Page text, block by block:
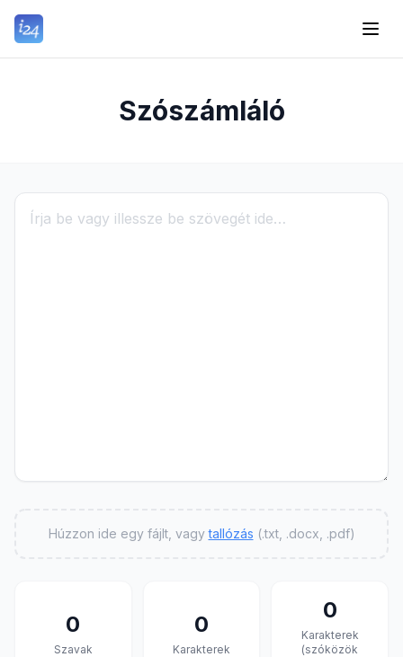
Szószámláló
Húzzon ide egy fájlt, vagy tallózás (.txt, .docx, .pdf)
0
Szavak
0
Karakterek
0
Karakterek
(szóközök